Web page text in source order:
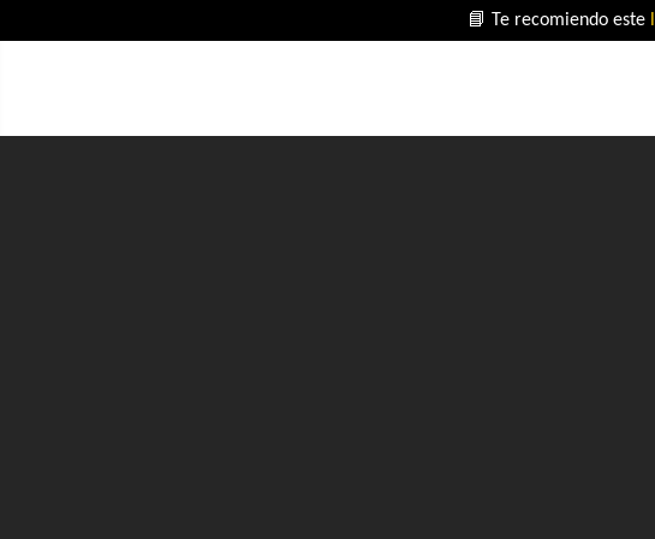
📘 Te recomiendo este